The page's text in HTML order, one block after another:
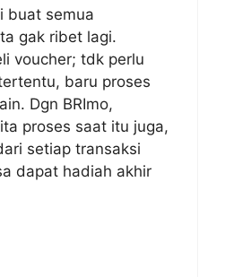
buat semua
gak ribet lagi.
voucher; tdk perlu
baru proses
Dgn BRImo,
proses saat itu juga,
setiap transaksi
dapat hadiah akhir